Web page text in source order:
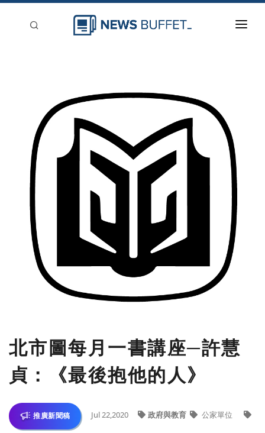
刊登
北市圖每月一書講座─許慧
貞：《最後抱他的人》
推廣新聞稿 Jul 22,2020 政府與教育 公家單位